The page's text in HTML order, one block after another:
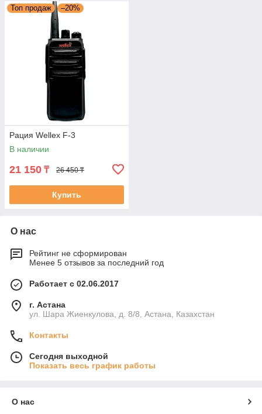
Топ продаж –20%
Рация Wellex F-3
В наличии
21 150 ₸ 26 450 ₸
Купить
О нас
Рейтинг не сформирован
Менее 5 отзывов за последний год
Работает с 02.06.2017
г. Астана
ул. Шара Жиенкулова, д. 8/8, Астана, Казахстан
Контакты
Сегодня выходной
Показать весь график работы
О нас